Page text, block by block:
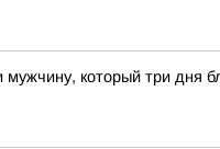
который три дня